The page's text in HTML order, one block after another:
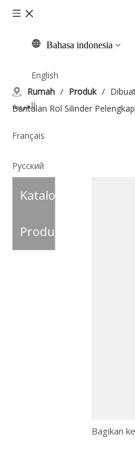
Bahasa indonesia
English
العربية
Français
Pусский
Español
Italiano
Rumah / Produk /
Bantalan Rol Silinder
Katalog
Produk
Bagikan